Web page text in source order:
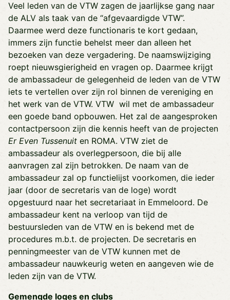
Veel leden van de VTW zagen de jaarlijkse gang naar
de ALV als taak van de “afgevaardigde VTW”.
Daarmee werd deze functionaris te kort gedaan,
immers zijn functie behelst meer dan alleen het
bezoeken van deze vergadering. De naamswijziging
roept nieuwsgierigheid en vragen op. Daarmee krijgt
de ambassadeur de gelegenheid de leden van de VTW
iets te vertellen over zijn rol binnen de vereniging en
het werk van de VTW. VTW wil met de ambassadeur
een goede band opbouwen. Het zal de aangesproken
contactpersoon zijn die kennis heeft van de projecten
Er Even Tussenuit en ROMA. VTW ziet de
ambassadeur als overlegpersoon, die bij alle
aanvragen zal zijn betrokken. De naam van de
ambassadeur zal op functielijst voorkomen, die ieder
jaar (door de secretaris van de loge) wordt
opgestuurd naar het secretariaat in Emmeloord. De
ambassadeur kent na verloop van tijd de
bestuursleden van de VTW en is bekend met de
procedures m.b.t. de projecten. De secretaris en
penningmeester van de VTW kunnen met de
ambassadeur nauwkeurig weten en aangeven wie de
leden zijn van de VTW.
Gemengde loges en clubs